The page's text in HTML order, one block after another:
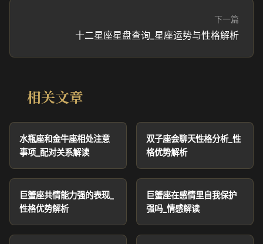
下一篇
十二星座星盘查询_星座运势与性格解析
相关文章
水瓶座和金牛座相处注意
事项_配对关系解读
双子座会聊天性格分析_性
格优势解析
巨蟹座共情能力强的表现_
性格优势解析
巨蟹座在感情里自我保护
强吗_情感解读